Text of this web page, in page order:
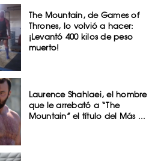
The Mountain, de Games of
Thrones, lo volvió a hacer:
¡Levantó 400 kilos de peso
muerto!
Laurence Shahlaei, el hombre
que le arrebató a “The
Mountain” el título del Más ...